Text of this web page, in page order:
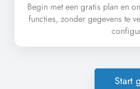
Begin met een gratis plan en
functies, zonder gegevens te
Start